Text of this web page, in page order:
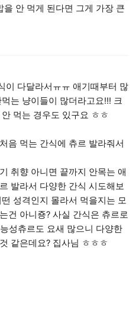
을 안 먹게 된다면 그게 가장 큰
이 다달라서ㅠㅠ 애기때부터 많
는 냥이들이 많더라고요!!! 크
먹는 경우도 있구요 ㅎㅎ
음 먹는 간식에 츄르 발라줘서
취향 아니면 끝까지 안목는 애
발라서 다양한 간식 시도해보
성격인지 몰라서 먹을지는 모
건 아니죵? 사실 간식은 츄르로
성츄르도 요새 많으니 다양한
같은데요? 집사님 ㅎㅎㅎ